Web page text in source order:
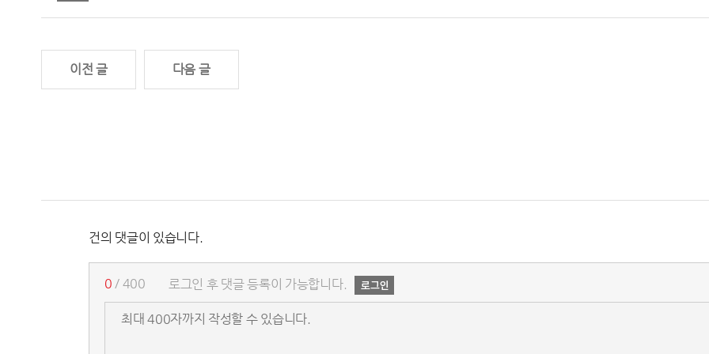
이전 글 다음 글
건의 댓글이 있습니다.
로그인 후 댓글 등록이 가능합니다.
0 / 400